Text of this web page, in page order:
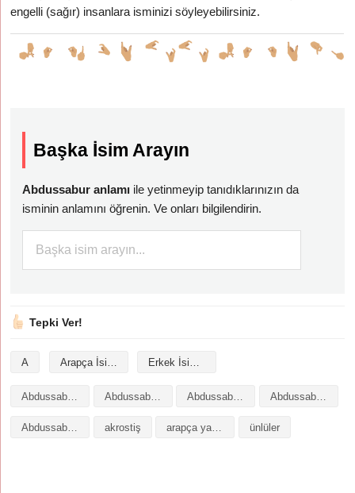
engelli (sağır) insanlara isminizi söyleyebilirsiniz.
Başka İsim Arayın
Abdussabur anlamı ile yetinmeyip tanıdıklarınızın da
isminin anlamını öğrenin. Ve onları bilgilendirin.
Tepki Ver!
A Arapça İsimler Erkek İsimleri
Abdussabur isminin anlamı Abdussabur isminin kökeni
Abdussabur isminin numerolojisi akrostiş arapça yazılışı ünlüler